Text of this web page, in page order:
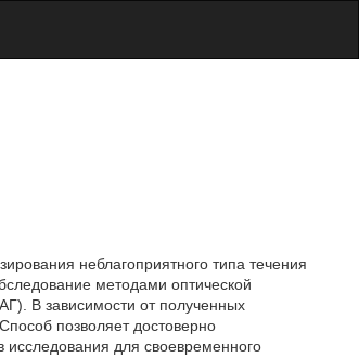
неблагоприятного типа течения
методами оптической
В зависимости от полученных
позволяет достоверно
исследования для своевременного